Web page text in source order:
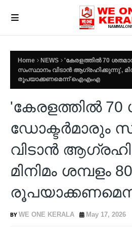
Home NEWS
'കേരളത്തിൽ 70
സംസ്ഥാനം വിടാൻ ആഗ്രഹിക്കുന്നു',
രൂപയാക്കണമെന്ന് ഐഎംഎ
'കേരളത്തിൽ 70
ഡോക്ടർമാരും
വിടാൻ
മിനിമം ശമ്പളം
WE ONE KERALA May 17, 2026